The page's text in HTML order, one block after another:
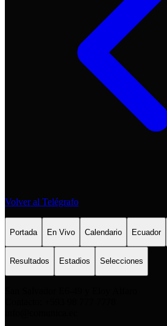
Volver al Telégrafo
Portada En Vivo Calendario Ecuador
Resultados Estadios Selecciones